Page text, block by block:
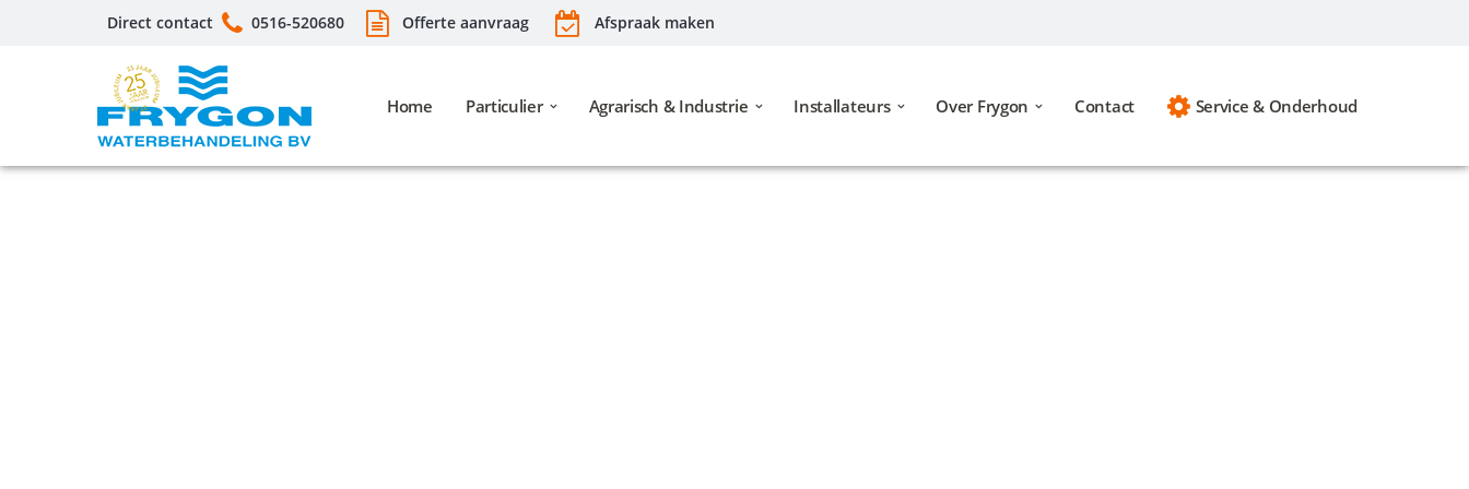
Direct contact 0516-520680 Offerte aanvraag Afspraak maken
Home Particulier Agrarisch & Industrie Installateurs Over Frygon Contact Service & Onderhoud